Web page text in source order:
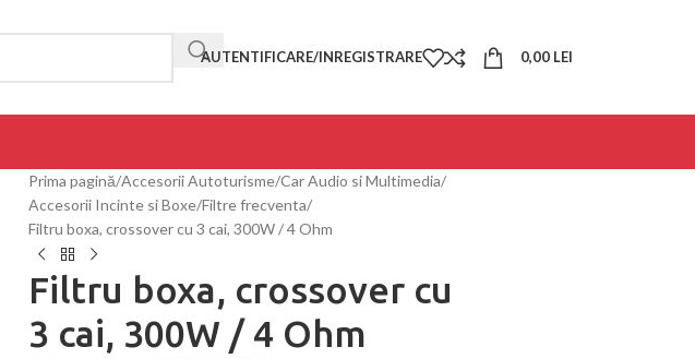
AUTENTIFICARE/INREGISTRARE 0,00 LEI
Prima pagină Accesorii Autoturisme Car Audio si Multimedia
Accesorii Incinte si Boxe Filtre frecventa
Filtru boxa, crossover cu 3 cai, 300W / 4 Ohm
Filtru boxa, crossover cu
3 cai, 300W / 4 Ohm